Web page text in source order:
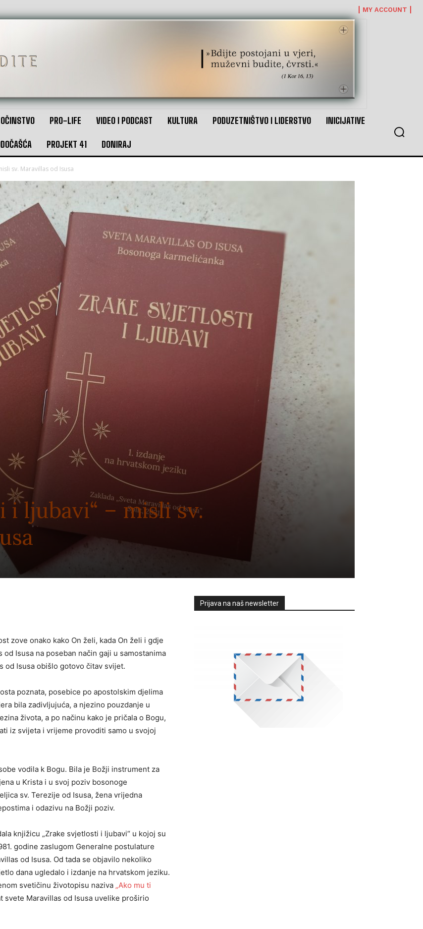
MY ACCOUNT
PRO-LIFE VIDEO I PODCAST KULTURA PODUZETNIŠTVO I LIDERSTVO INICIJATIVE
PROJEKT 41 DONIRAJ
sv. Maravillas od Isusa
i ljubavi“ – misli sv.
zove onako kako On želi, kada On želi i gdje
Isusa na poseban način gaji u samostanima
od Isusa obišlo gotovo čitav svijet.
poznata, posebice po apostolskim djelima
bila zadivljujuća, a njezino pouzdanje u
života, a po načinu kako je pričala o Bogu,
iz svijeta i vrijeme provoditi samo u svojoj
vodila k Bogu. Bila je Božji instrument za
u Krista i u svoj poziv bosonoge
sv. Terezije od Isusa, žena vrijedna
i odazivu na Božji poziv.
knjižicu „Zrake svjetlosti i ljubavi“ u kojoj su
godine zaslugom Generalne postulature
od Isusa. Od tada se objavilo nekoliko
dana ugledalo i izdanje na hrvatskom jeziku.
svetičinu životopisu naziva „Ako mu ti
svete Maravillas od Isusa uvelike proširio
Prijava na naš newsletter